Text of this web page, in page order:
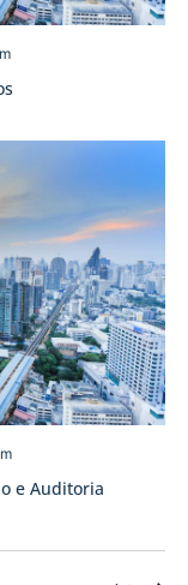
e Auditoria